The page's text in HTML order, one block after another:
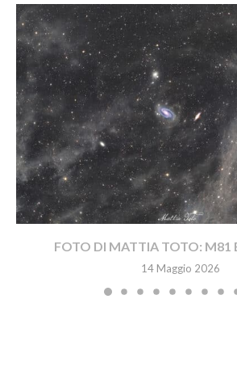
FOTO DI MATTIA TOTO: M81
14 Maggio 2026